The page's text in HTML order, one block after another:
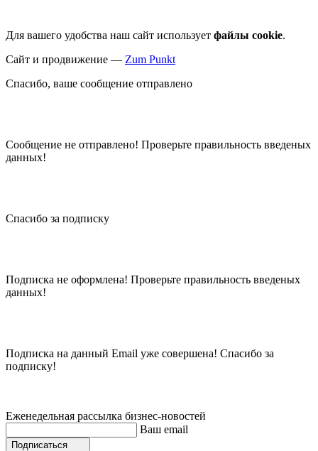
Для вашего удобства наш сайт использует файлы cookie.
Сайт и продвижение — Zum Punkt
Спасибо, ваше сообщение отправлено
Сообщение не отправлено! Проверьте правильность введеных
данных!
Спасибо за подписку
Подписка не оформлена! Проверьте правильность введеных
данных!
Подписка на данный Email уже совершена! Спасибо за
подписку!
Еженедельная рассылка бизнес-новостей
Ваш email
Подписаться